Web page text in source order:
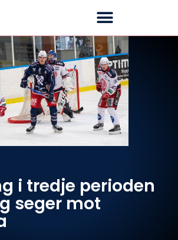
i tredje perioden
seger mot